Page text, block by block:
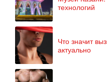
технологий
Что значит
актуально